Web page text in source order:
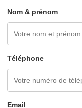
Nom & prénom
Téléphone
Email